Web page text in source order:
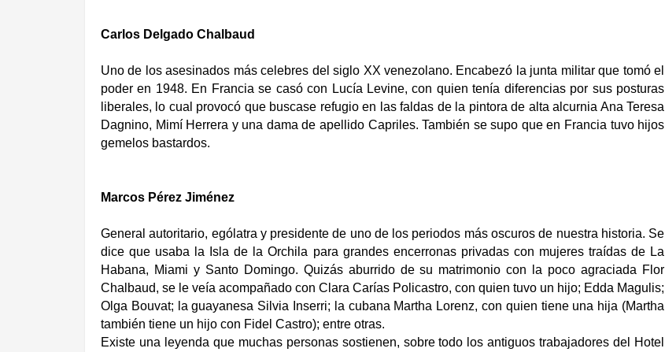
Carlos Delgado Chalbaud
Uno de los asesinados más celebres del siglo XX venezolano. Encabezó la junta militar que tomó el
poder en 1948. En Francia se casó con Lucía Levine, con quien tenía diferencias por sus posturas
liberales, lo cual provocó que buscase refugio en las faldas de la pintora de alta alcurnia Ana Teresa
Dagnino, Mimí Herrera y una dama de apellido Capriles. También se supo que en Francia tuvo hijos
gemelos bastardos.
Marcos Pérez Jiménez
General autoritario, ególatra y presidente de uno de los periodos más oscuros de nuestra historia. Se
dice que usaba la Isla de la Orchila para grandes encerronas privadas con mujeres traídas de La
Habana, Miami y Santo Domingo. Quizás aburrido de su matrimonio con la poco agraciada Flor
Chalbaud, se le veía acompañado con Clara Carías Policastro, con quien tuvo un hijo; Edda Magulis;
Olga Bouvat; la guayanesa Silvia Inserri; la cubana Martha Lorenz, con quien tiene una hija (Martha
también tiene un hijo con Fidel Castro); entre otras.
Existe una leyenda que muchas personas sostienen, sobre todo los antiguos trabajadores del Hotel